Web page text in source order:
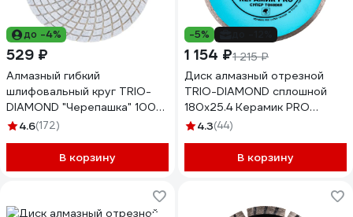
до -4%
529 ₽
Алмазный гибкий
шлифовальный круг TRIO-
DIAMOND "Черепашка" 100
мм № 30 340030
4.6(172)
В корзину
-5%
1 154 ₽1 215 ₽
Диск алмазный отрезной
TRIO-DIAMOND сплошной
180x25.4 Керамик PRO
Супер Тонкий 370182
4.3(44)
В корзину